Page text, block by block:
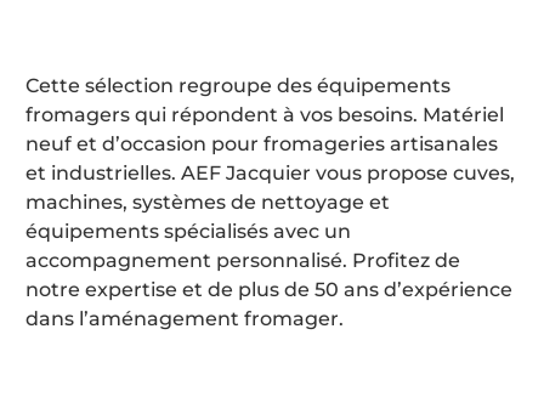
Cette sélection regroupe des équipements
fromagers qui répondent à vos besoins. Matériel
neuf et d’occasion pour fromageries artisanales
et industrielles. AEF Jacquier vous propose cuves,
machines, systèmes de nettoyage et
équipements spécialisés avec un
accompagnement personnalisé. Profitez de
notre expertise et de plus de 50 ans d’expérience
dans l’aménagement fromager.